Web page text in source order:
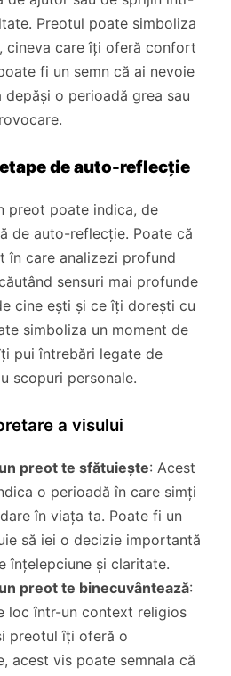
Preotul poate simboliza
cineva care îți oferă confort
fi un semn că ai nevoie
o perioadă grea sau
de auto-reflecție
preot poate indica, de
de auto-reflecție. Poate că
în care analizezi profund
sensuri mai profunde
cine ești și ce îți dorești cu
simboliza un moment de
pui întrebări legate de
scopuri personale.
a visului
preot te sfătuiește: Acest
o perioadă în care simți
în viața ta. Poate fi un
să iei o decizie importantă
înțelepciune și claritate.
preot te binecuvântează:
loc într-un context religios
preotul îți oferă o
acest vis poate semnala că